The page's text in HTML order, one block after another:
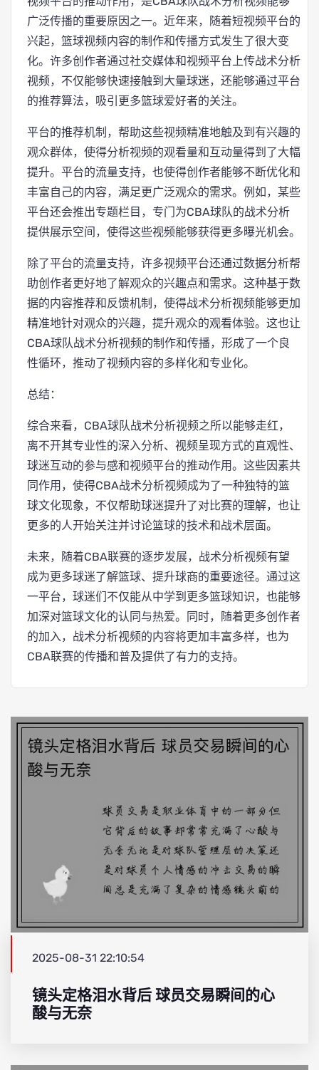
广泛传播的重要原因之一。近年来，随着短视频平台的
兴起，篮球视频内容的制作和传播方式发生了很大变
化。许多创作者通过社交媒体和视频平台上传战术分析
视频，不仅能够快速接触到大量球迷，还能够通过平台
的推荐算法，吸引更多篮球爱好者的关注。
平台的推荐机制，帮助这些视频精准地触及到有兴趣的
观众群体，使得分析视频的观看量和互动量得到了大幅
提升。平台的流量支持，也使得创作者能够不断优化和
丰富自己的内容，满足更广泛观众的需求。例如，某些
平台还会推出专题栏目，专门为CBA球队的战术分析
提供展示空间，使得这些视频能够获得更多曝光机会。
除了平台的流量支持，许多视频平台还通过数据分析帮
助创作者更好地了解观众的兴趣点和需求。这种基于数
据的内容推荐和反馈机制，使得战术分析视频能够更加
精准地针对观众的兴趣，提升观众的观看体验。这也让
CBA球队战术分析视频的制作和传播，形成了一个良
性循环，推动了视频内容的多样化和专业化。
总结：
综合来看，CBA球队战术分析视频之所以能够走红，
离不开其专业性的深入分析、视频呈现方式的直观性、
球迷互动的参与感和视频平台的推动作用。这些因素共
同作用，使得CBA战术分析视频成为了一种独特的篮
球文化现象，不仅帮助球迷提升了对比赛的理解，也让
更多的人开始关注并讨论篮球的技术和战术层面。
未来，随着CBA联赛的逐步发展，战术分析视频有望
成为更多球迷了解篮球、提升球商的重要途径。通过这
一平台，球迷们不仅能从中学到更多篮球知识，也能够
加深对篮球文化的认同与热爱。同时，随着更多创作者
的加入，战术分析视频的内容将更加丰富多样，也为
CBA联赛的传播和普及提供了有力的支持。
2025-08-31 22:10:54
镜头定格泪水背后 球员交易瞬间的心
酸与无奈